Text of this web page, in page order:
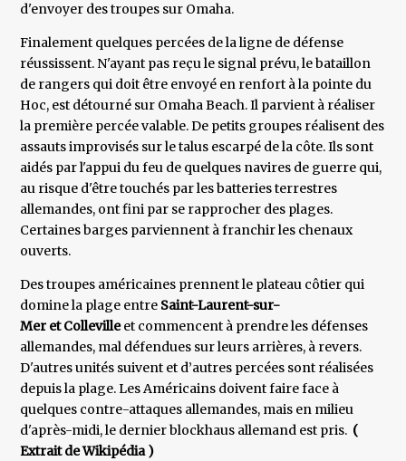
d'envoyer des troupes sur Omaha.
Finalement quelques percées de la ligne de défense
réussissent. N'ayant pas reçu le signal prévu, le bataillon
de rangers qui doit être envoyé en renfort à la pointe du
Hoc, est détourné sur Omaha Beach. Il parvient à réaliser
la première percée valable. De petits groupes réalisent des
assauts improvisés sur le talus escarpé de la côte. Ils sont
aidés par l'appui du feu de quelques navires de guerre qui,
au risque d'être touchés par les batteries terrestres
allemandes, ont fini par se rapprocher des plages.
Certaines barges parviennent à franchir les chenaux
ouverts.
Des troupes américaines prennent le plateau côtier qui
domine la plage entre Saint-Laurent-sur-
Mer et Collevilleet commencent à prendre les défenses
allemandes, mal défendues sur leurs arrières, à revers.
D'autres unités suivent et d’autres percées sont réalisées
depuis la plage. Les Américains doivent faire face à
quelques contre-attaques allemandes, mais en milieu
d'après-midi, le dernier blockhaus allemand est pris. (
Extrait de Wikipédia )